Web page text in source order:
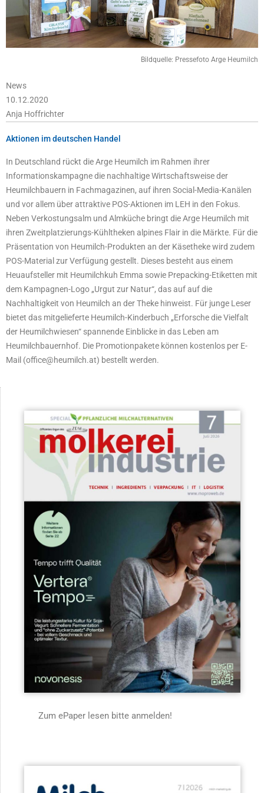
Bildquelle: Pressefoto Arge Heumilch
News
10.12.2020
Anja Hoffrichter
Aktionen im deutschen Handel
In Deutschland rückt die Arge Heumilch im Rahmen ihrer
Informationskampagne die nachhaltige Wirtschaftsweise der
Heumilchbauern in Fachmagazinen, auf ihren Social-Media-Kanälen
und vor allem über attraktive POS-Aktionen im LEH in den Fokus.
Neben Verkostungsalm und Almküche bringt die Arge Heumilch mit
ihren Zweitplatzierungs-Kühltheken alpines Flair in die Märkte. Für die
Präsentation von Heumilch-Produkten an der Käsetheke wird zudem
POS-Material zur Verfügung gestellt. Dieses besteht aus einem
Heuaufsteller mit Heumilchkuh Emma sowie Prepacking-Etiketten mit
dem Kampagnen-Logo „Urgut zur Natur“, das auf auf die
Nachhaltigkeit von Heumilch an der Theke hinweist. Für junge Leser
bietet das mitgelieferte Heumilch-Kinderbuch „Erforsche die Vielfalt
der Heumilchwiesen“ spannende Einblicke in das Leben am
Heumilchbauernhof. Die Promotionpakete können kostenlos per E-
Mail (office@heumilch.at) bestellt werden.
Zum ePaper lesen bitte anmelden!